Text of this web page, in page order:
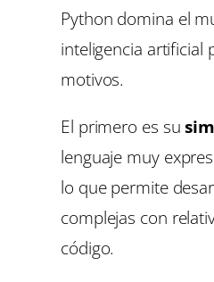
Python domina el
inteligencia artificial
motivos.
El primero es su
lenguaje muy
lo que permite
complejas con
código.